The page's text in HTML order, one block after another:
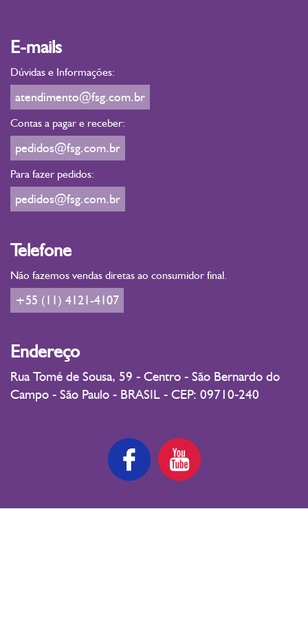
E-mails
Dúvidas e Informações:
atendimento@fsg.com.br
Contas a pagar e receber:
pedidos@fsg.com.br
Para fazer pedidos:
pedidos@fsg.com.br
Telefone
Não fazemos vendas diretas ao consumidor final.
+55 (11) 4121-4107
Endereço
Rua Tomé de Sousa, 59 - Centro - São Bernardo do
Campo - São Paulo - BRASIL - CEP: 09710-240